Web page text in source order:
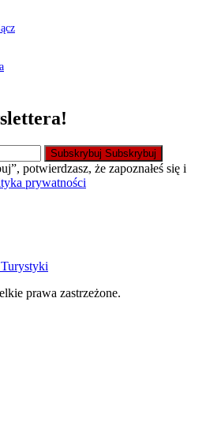
Subskrybuj Subskrybuj
potwierdzasz, że zapoznałeś się i
prywatności
prawa zastrzeżone.